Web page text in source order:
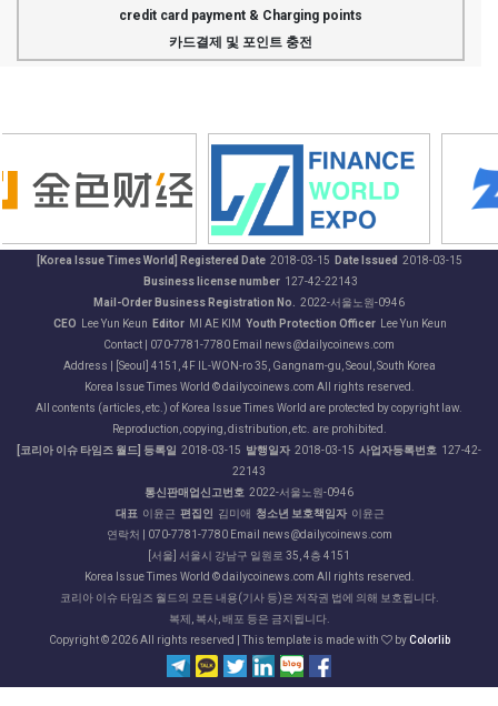
credit card payment & Charging points
카드결제 및 포인트 충전
[Korea Issue Times World] Registered Date2018-03-15 Date Issued 2018-03-15
Business license number127-42-22143
Mail-Order Business Registration No. 2022-서울노원-0946
CEO Lee Yun Keun Editor MI AE KIM Youth Protection Officer Lee Yun Keun
Contact | 070-7781-7780 Email news@dailycoinews.com
Address | [Seoul] 4151, 4F IL-WON-ro 35, Gangnam-gu, Seoul, South Korea
Korea Issue Times World © dailycoinews.com All rights reserved.
All contents (articles, etc.) of Korea Issue Times World are protected by copyright law.
Reproduction, copying, distribution, etc. are prohibited.
[코리아 이슈 타임즈 월드] 등록일 2018-03-15 발행일자 2018-03-15 사업자등록번호 127-42-
22143
통신판매업신고번호 2022-서울노원-0946
대표 이윤근 편집인 김미애 청소년 보호책임자 이윤근
연락처 | 070-7781-7780 Email news@dailycoinews.com
[서울] 서울시 강남구 일원로 35, 4층 4151
Korea Issue Times World © dailycoinews.com All rights reserved.
코리아 이슈 타임즈 월드의 모든 내용(기사 등)은 저작권 법에 의해 보호됩니다.
복제, 복사, 배포 등은 금지됩니다.
Copyright ©2026 All rights reserved | This template is made with byColorlib